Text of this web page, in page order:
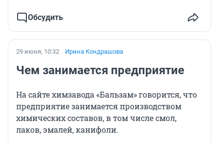
Обсудить
29 июня, 10:32 Ирина Кондрашова
Чем занимается предприятие
На сайте химзавода «Бальзам» говорится, что
предприятие занимается производством
химических составов, в том числе смол,
лаков, эмалей, канифоли.